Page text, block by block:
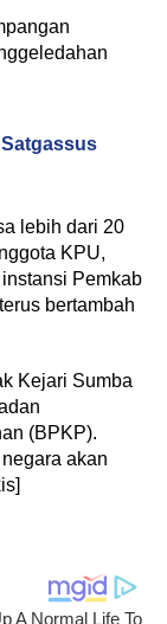
lebih dari 20
KPU,
Pemkab
bertambah
Kejari Sumba
(BPKP).
akan